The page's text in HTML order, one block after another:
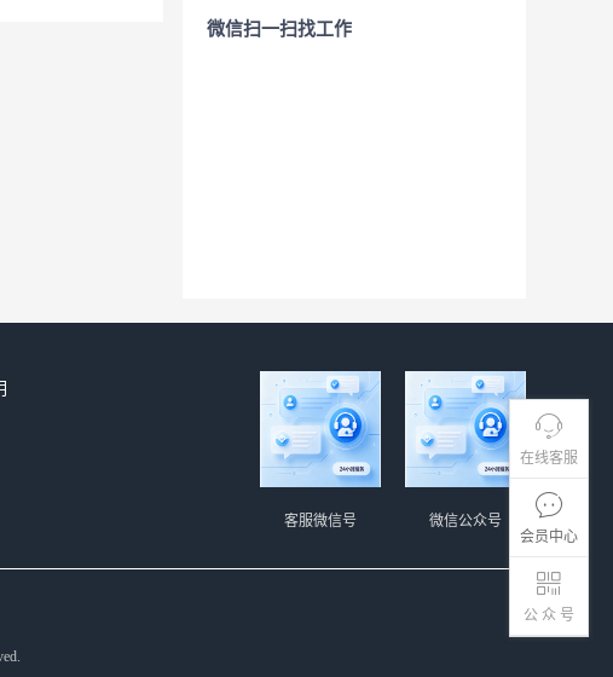
在线客服
会员中心
公 众 号
微信扫一扫找工作
微信公众号
客服微信号